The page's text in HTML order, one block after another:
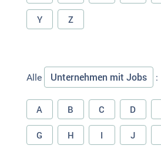
Y Z
Alle Unternehmen mit Jobs :
A B C D
G H I J